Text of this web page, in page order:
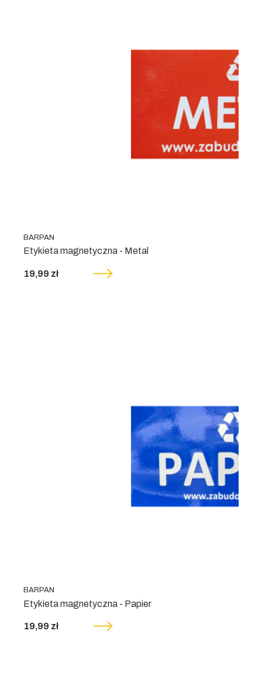
Etykieta magnetyczna - Metal
BARPAN
19,99 zł
Etykieta magnetyczna - Papier
BARPAN
19,99 zł